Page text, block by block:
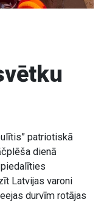
patriotiskā
dienā
Latvijas varoni
durvīm rotājas